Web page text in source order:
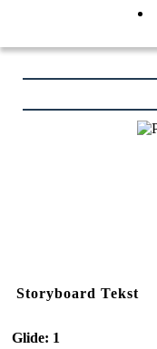
Storyboard Tekst
Glide: 1